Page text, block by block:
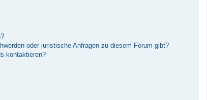
oder juristische Anfragen zu diesem Forum gibt?
kontaktieren?